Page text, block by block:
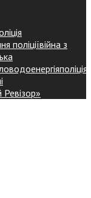
поліціївійна з
поліція